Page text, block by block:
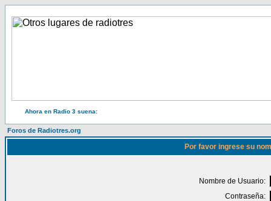
Ahora en Radio 3 suena:
Foros de Radiotres.org
Por favor ingrese su
Nombre de Usuario:
Contraseña: